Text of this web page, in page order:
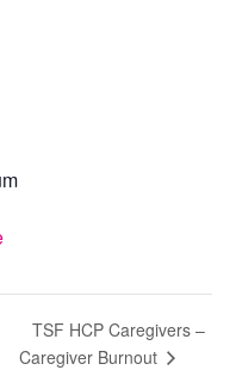
TSF HCP Caregivers –
Caregiver Burnout